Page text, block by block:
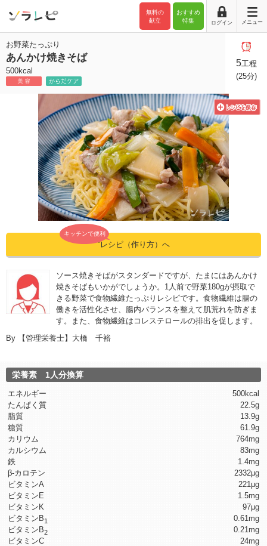
おすすめ
特集
無料の
献立
ログイン メニュー
お野菜たっぷり
あんかけ焼きそば
500kcal
5工程
(25分)
キッチンで便利
”レシピ（作り方）へ
ソース焼きそばがスタンダードですが、たまにはあんかけ
焼きそばもいかがでしょうか。1人前で野菜180gが摂取で
きる野菜で食物繊維たっぷりレシピです。食物繊維は腸の
働きを活性化させ、腸内バランスを整えて肌荒れを防ぎま
す。また、食物繊維はコレステロールの排出を促します。
By
【管理栄養士】大橋 千裕
栄養素 1人分換算
エネルギー
500kcal
たんぱく質
22.5g
脂質
13.9g
糖質
61.9g
カリウム
764mg
カルシウム
83mg
鉄
1.4mg
β-カロテン
2332μg
ビタミンA
221μg
ビタミンE
1.5mg
ビタミンK
97μg
ビタミンB1
0.61mg
ビタミンB2
0.21mg
ビタミンC
24mg